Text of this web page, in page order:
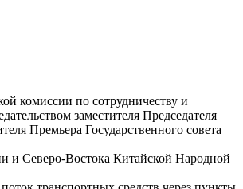
комиссии по сотрудничеству и
заместителя Председателя
Премьера Государственного совета
и Северо-Востока Китайской Народной